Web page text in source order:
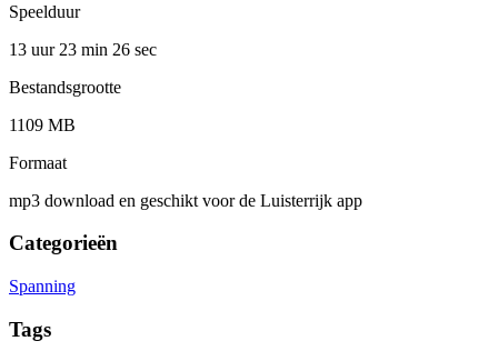
Speelduur
13 uur 23 min 26 sec
Bestandsgrootte
1109 MB
Formaat
mp3 download en geschikt voor de Luisterrijk app
Categorieën
Spanning
Tags